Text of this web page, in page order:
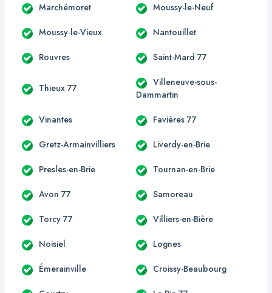
Marchémoret Moussy-le-Neuf
Moussy-le-Vieux Nantouillet
Rouvres Saint-Mard 77
Thieux 77
Villeneuve-sous-
Dammartin
Vinantes Favières 77
Gretz-Armainvilliers Liverdy-en-Brie
Presles-en-Brie Tournan-en-Brie
Avon 77 Samoreau
Torcy 77 Villiers-en-Bière
Noisiel Lognes
Émerainville Croissy-Beaubourg